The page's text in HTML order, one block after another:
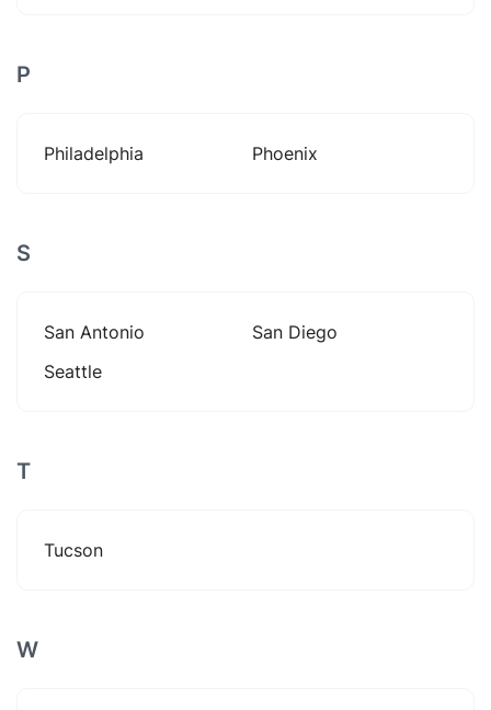
P
Philadelphia Phoenix
S
San Antonio
San Diego
Seattle
T
Tucson
W